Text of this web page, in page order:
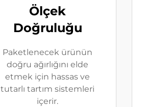
Ölçek
Doğruluğu
Paketlenecek ürünün
doğru ağırlığını elde
etmek için hassas ve
tutarlı tartım sistemleri
içerir.